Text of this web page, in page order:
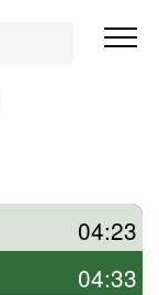
04:23
04:33